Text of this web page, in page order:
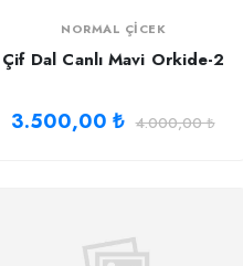
NORMAL ÇICEK
Çif Dal Canlı Mavi Orkide-2
3.500,00 ₺ 4.000,00 ₺